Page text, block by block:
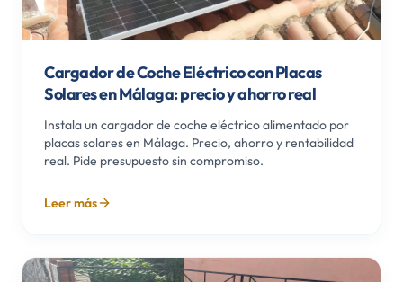
Cargador de Coche Eléctrico con Placas
Solares en Málaga: precio y ahorro real
Instala un cargador de coche eléctrico alimentado por
placas solares en Málaga. Precio, ahorro y rentabilidad
real. Pide presupuesto sin compromiso.
Leer más